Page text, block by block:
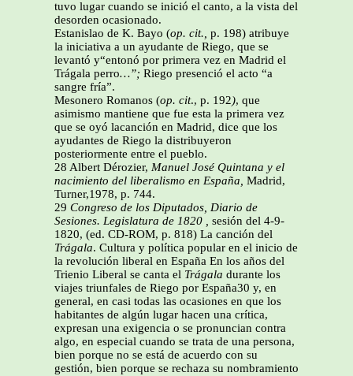
tuvo lugar cuando se inició el canto, a la vista del
desorden ocasionado.
Estanislao de K. Bayo (op. cit., p. 198) atribuye
la iniciativa a un ayudante de Riego, que se
levantó y“entonó por primera vez en Madrid el
Trágala perro…”; Riego presenció el acto “a
sangre fría”.
Mesonero Romanos (op. cit., p. 192), que
asimismo mantiene que fue esta la primera vez
que se oyó lacanción en Madrid, dice que los
ayudantes de Riego la distribuyeron
posteriormente entre el pueblo.
28 Albert Dérozier, Manuel José Quintana y el
nacimiento del liberalismo en España, Madrid,
Turner,1978, p. 744.
29 Congreso de los Diputados, Diario de
Sesiones. Legislatura de 1820 , sesión del 4-9-
1820, (ed. CD-ROM, p. 818) La canción del
Trágala. Cultura y política popular en el inicio de
la revolución liberal en España En los años del
Trienio Liberal se canta el Trágala durante los
viajes triunfales de Riego por España30 y, en
general, en casi todas las ocasiones en que los
habitantes de algún lugar hacen una crítica,
expresan una exigencia o se pronuncian contra
algo, en especial cuando se trata de una persona,
bien porque no se está de acuerdo con su
gestión, bien porque se rechaza su nombramiento